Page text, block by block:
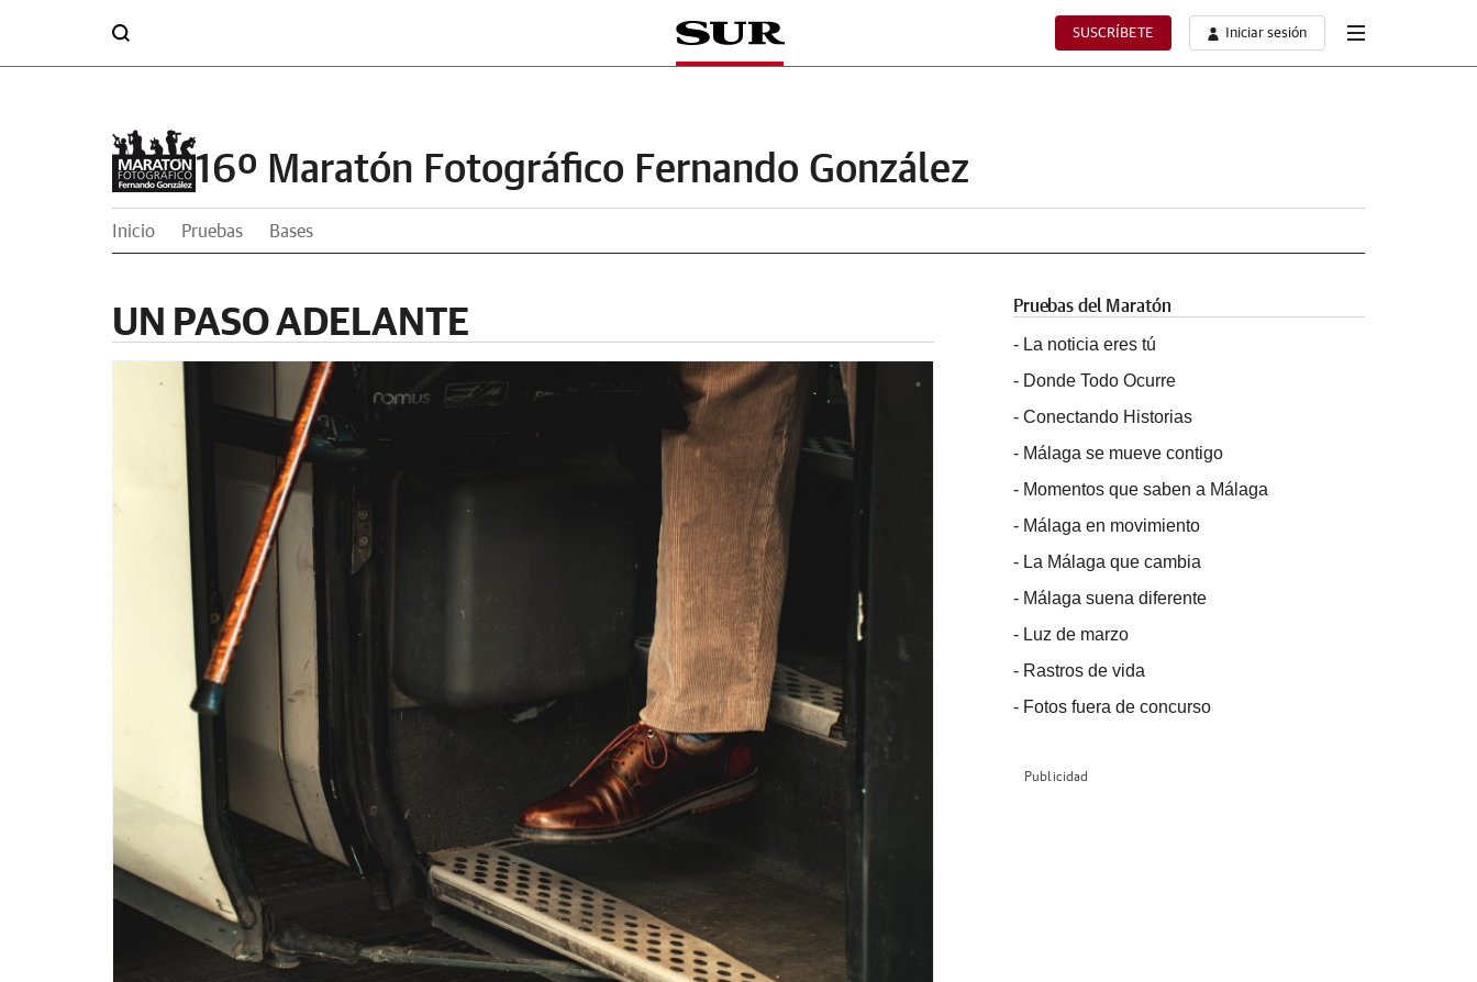
SUSCRÍBETE Iniciar sesión
16º Maratón Fotográfico Fernando González
Inicio Pruebas Bases
UN PASO ADELANTE Pruebas del Maratón
- La noticia eres tú
- Donde Todo Ocurre
- Conectando Historias
- Málaga se mueve contigo
- Momentos que saben a Málaga
- Málaga en movimiento
- La Málaga que cambia
- Málaga suena diferente
- Luz de marzo
- Rastros de vida
- Fotos fuera de concurso
Publicidad